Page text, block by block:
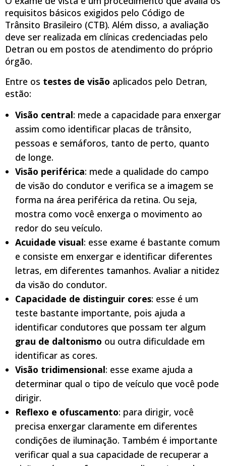
requisitos básicos exigidos pelo Código de
Trânsito Brasileiro (CTB). Além disso, a avaliação
deve ser realizada em clínicas credenciadas pelo
Detran ou em postos de atendimento do próprio
órgão.
Entre os testes de visão aplicados pelo Detran,
estão:
Visão central: mede a capacidade para enxergar
assim como identificar placas de trânsito,
pessoas e semáforos, tanto de perto, quanto
de longe.
Visão periférica: mede a qualidade do campo
de visão do condutor e verifica se a imagem se
forma na área periférica da retina. Ou seja,
mostra como você enxerga o movimento ao
redor do seu veículo.
Acuidade visual: esse exame é bastante comum
e consiste em enxergar e identificar diferentes
letras, em diferentes tamanhos. Avaliar a nitidez
da visão do condutor.
Capacidade de distinguir cores: esse é um
teste bastante importante, pois ajuda a
identificar condutores que possam ter algum
grau de daltonismo ou outra dificuldade em
identificar as cores.
Visão tridimensional: esse exame ajuda a
determinar qual o tipo de veículo que você pode
dirigir.
Reflexo e ofuscamento: para dirigir, você
precisa enxergar claramente em diferentes
condições de iluminação. Também é importante
verificar qual a sua capacidade de recuperar a